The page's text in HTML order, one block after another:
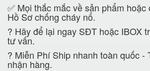
✅ Mọi thắc mắc về sản phẩm hoặc
Hồ Sơ chống cháy nổ.
? Hãy để lại ngay SĐT hoặc IBOX
tư vấn.
? Miễn Phí Ship nhanh toàn quốc -
nhận hàng.